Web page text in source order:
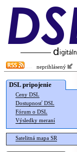
neprihlásený
DSL pripojenie
Ceny DSL
Dostupnosť DSL
Fórum o DSL
Výsledky meraní
Satelitná mapa SR